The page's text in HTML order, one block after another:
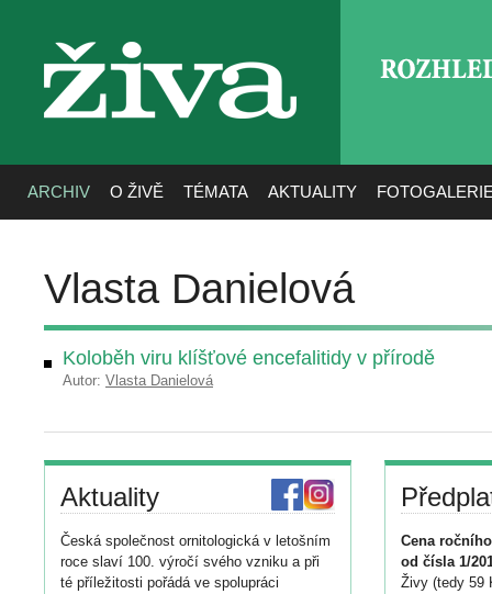
živa
ARCHIV O ŽIVĚ TÉMATA AKTUALITY
Vlasta Danielová
Koloběh viru klíšťové encefalitidy v přírodě
Autor: Vlasta Danielová
Aktuality
Česká společnost ornitologická v letošním
roce slaví 100. výročí svého vzniku a při
té příležitosti pořádá ve spolupráci
Cena
od čísla 1/
Živy (tedy 59